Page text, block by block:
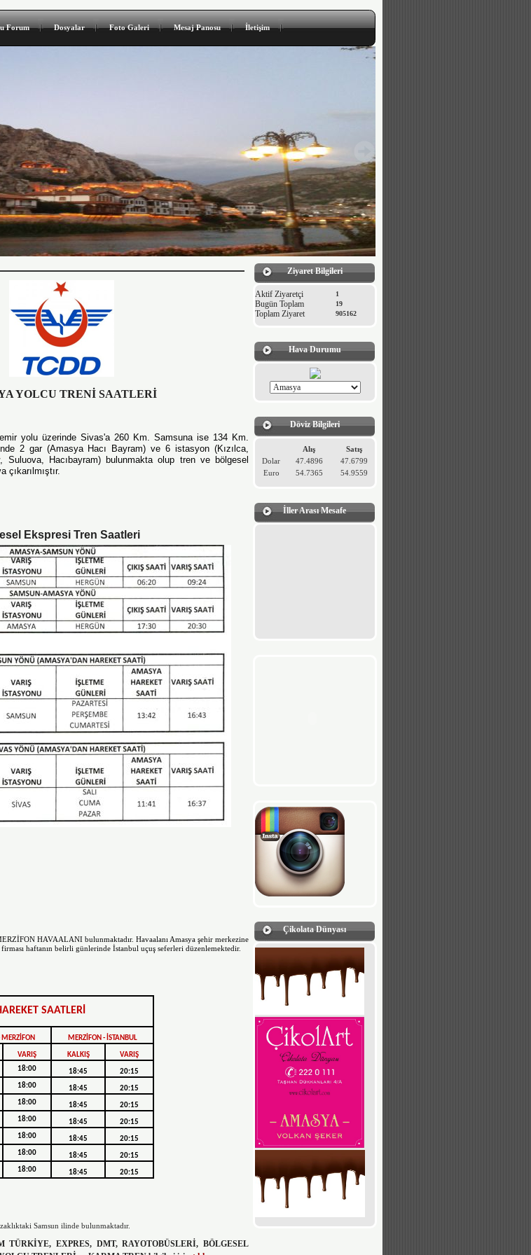
Forum Dosyalar Foto Galeri Mesaj Panosu İletişim
YOLCU TRENİ SAATLERİ
yolu üzerinde Sivas'a 260 Km. Samsuna ise 134 Km.
2 gar (Amasya Hacı Bayram) ve 6 istasyon (Kızılca,
Suluova, Hacıbayram) bulunmakta olup tren ve bölgesel
çıkarılmıştır.
Ekspresi Tren Saatleri
HAVAALANI bulunmaktadır. Havaalanı Amasya şehir merkezine
haftanın belirli günlerinde İstanbul uçuş seferleri düzenlemektedir.
SAATLERİ
MERZİFON MERZİFON - İSTANBUL
VARIŞ KALKIŞ VARIŞ
18:00 18:45 20:15
18:00 18:45 20:15
18:00 18:45 20:15
18:00 18:45 20:15
18:00 18:45 20:15
18:00 18:45 20:15
18:00 18:45 20:15
Samsun ilinde bulunmaktadır.
EXPRES, DMT, RAYOTOBÜSLERİ, BÖLGESEL
Ziyaret Bilgileri
Aktif Ziyaretçi 1
Bugün Toplam 19
Toplam Ziyaret 905162
Hava Durumu
Döviz Bilgileri
Alış
Satış
Dolar
47.4896
47.6799
Euro
54.7365 54.9559
İller Arası Mesafe
Çikolata Dünyası